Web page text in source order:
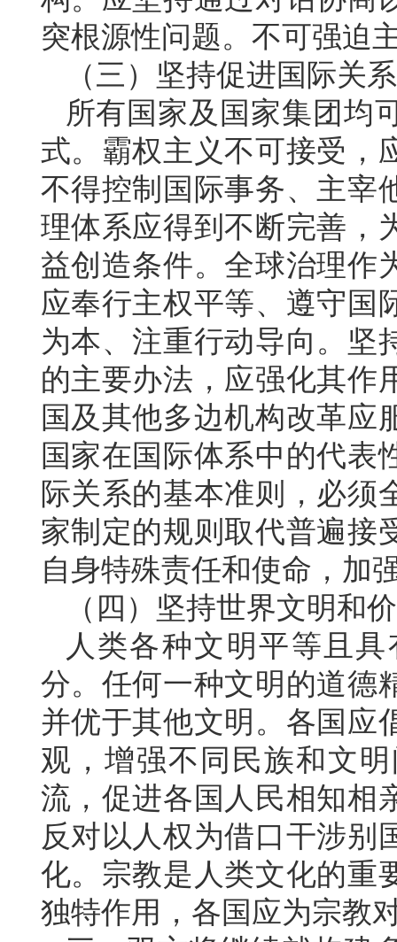
突根源性问题。不可强迫
（三）坚持促进国际关
所有国家及国家集团均
式。霸权主义不可接受，
不得控制国际事务、主宰
理体系应得到不断完善，
益创造条件。全球治理作
应奉行主权平等、遵守国
为本、注重行动导向。坚
的主要办法，应强化其作
国及其他多边机构改革应
国家在国际体系中的代表
际关系的基本准则，必须
家制定的规则取代普遍接
自身特殊责任和使命，加
（四）坚持世界文明和
人类各种文明平等且
分。任何一种文明的道德
并优于其他文明。各国应
观，增强不同民族和文
流，促进各国人民相知相
反对以人权为借口干涉别
化。宗教是人类文化的重
独特作用，各国应为宗教